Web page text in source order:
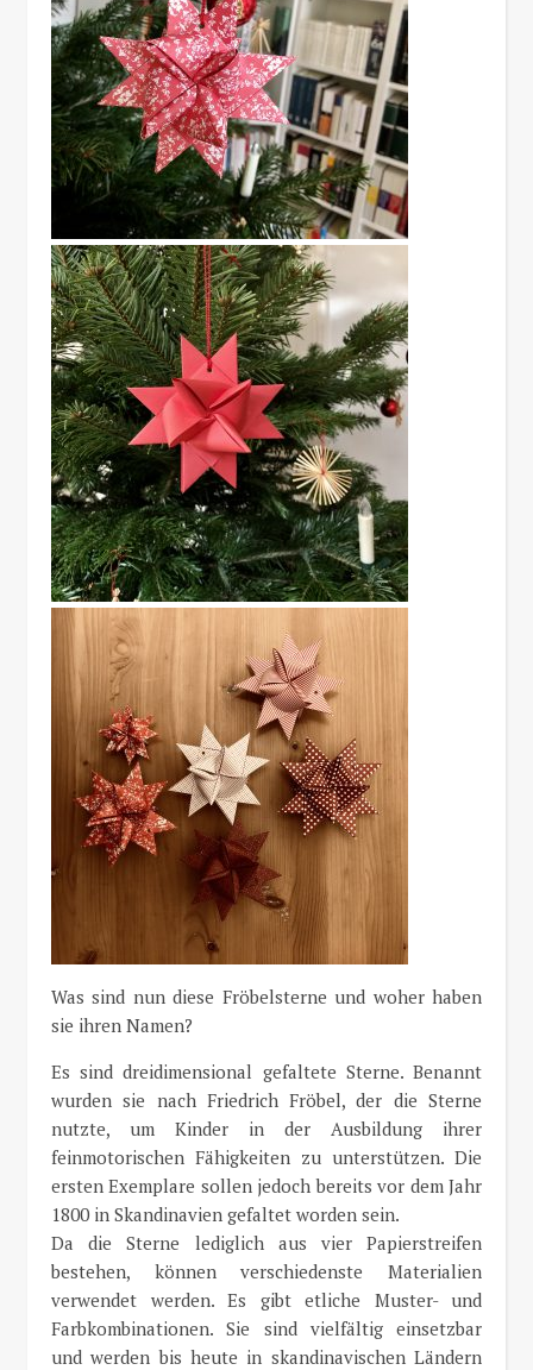
Was sind nun diese Fröbelsterne und woher haben
sie ihren Namen?
Es sind dreidimensional gefaltete Sterne. Benannt
wurden sie nach Friedrich Fröbel, der die Sterne
nutzte, um Kinder in der Ausbildung ihrer
feinmotorischen Fähigkeiten zu unterstützen. Die
ersten Exemplare sollen jedoch bereits vor dem Jahr
1800 in Skandinavien gefaltet worden sein.
Da die Sterne lediglich aus vier Papierstreifen
bestehen, können verschiedenste Materialien
verwendet werden. Es gibt etliche Muster- und
Farbkombinationen. Sie sind vielfältig einsetzbar
und werden bis heute in skandinavischen Ländern